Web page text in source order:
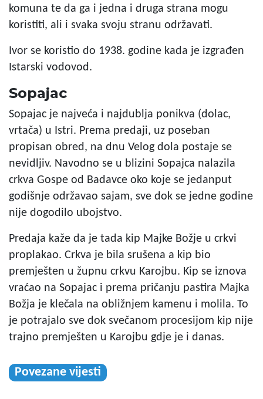
komuna te da ga i jedna i druga strana mogu
koristiti, ali i svaka svoju stranu održavati.
Ivor se koristio do 1938. godine kada je izgrađen
Istarski vodovod.
Sopajac
Sopajac je najveća i najdublja ponikva (dolac,
vrtača) u Istri. Prema predaji, uz poseban
propisan obred, na dnu Velog dola postaje se
nevidljiv. Navodno se u blizini Sopajca nalazila
crkva Gospe od Badavce oko koje se jedanput
godišnje održavao sajam, sve dok se jedne godine
nije dogodilo ubojstvo.
Predaja kaže da je tada kip Majke Božje u crkvi
proplakao. Crkva je bila srušena a kip bio
premješten u župnu crkvu Karojbu. Kip se iznova
vraćao na Sopajac i prema pričanju pastira Majka
Božja je klečala na obližnjem kamenu i molila. To
je potrajalo sve dok svečanom procesijom kip nije
trajno premješten u Karojbu gdje je i danas.
Povezane vijesti